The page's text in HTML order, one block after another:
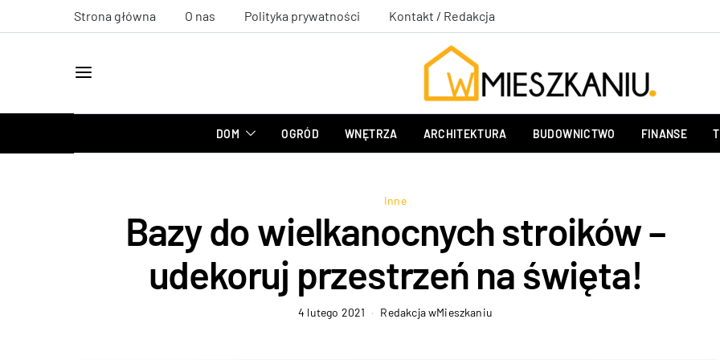
Strona główna O nas Polityka prywatności Kontakt / Redakcja
DOM OGRÓD WNĘTRZA ARCHITEKTURA BUDOWNICTWO FINANSE
Inne
Bazy do wielkanocnych stroików –
udekoruj przestrzeń na święta!
4 lutego 2021 Redakcja wMieszkaniu